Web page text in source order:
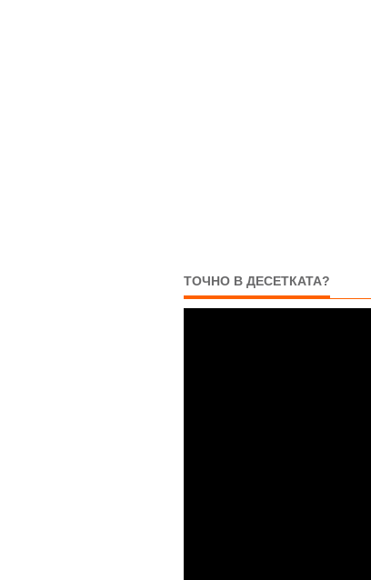
ТОЧНО В ДЕСЕТКАТА?